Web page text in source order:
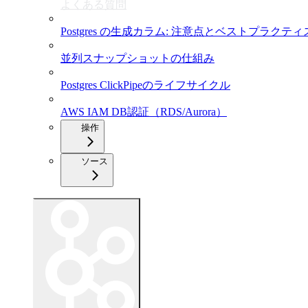
よくある質問
Postgres の生成カラム: 注意点とベストプラクティ
並列スナップショットの仕組み
Postgres ClickPipeのライフサイクル
AWS IAM DB認証（RDS/Aurora）
操作
ソース